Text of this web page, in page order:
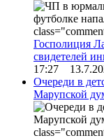
Госполиция
свидетелей
17:27
Очереди в
Марупской